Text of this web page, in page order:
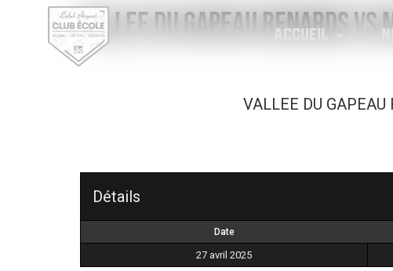
ACCUEIL
VALLEE DU GAPEAU Renards vs
VALLEE DU GAPEAU
Détails
Date
27 avril 2025